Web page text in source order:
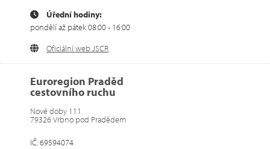
Úřední hodiny:
pondělí až pátek 08:00 - 16:00
Oficiální web JSCR
Euroregion Praděd
cestovního ruchu
Nové doby 111
79326 Vrbno pod Pradědem
IČ: 69594074